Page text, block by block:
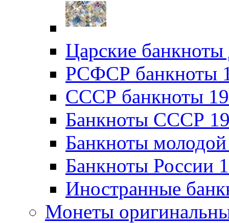
Царские
РСФСР банкноты
CССР банкноты
Банкноты CCCР
Банкноты
Банкноты России
Иностранные
Монеты